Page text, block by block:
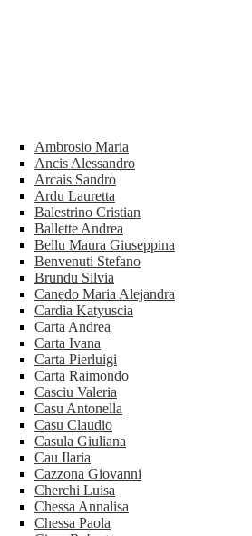
Ambrosio Maria
Ancis Alessandro
Arcais Sandro
Ardu Lauretta
Balestrino Cristian
Ballette Andrea
Bellu Maura Giuseppina
Benvenuti Stefano
Brundu Silvia
Canedo Maria Alejandra
Cardia Katyuscia
Carta Andrea
Carta Ivana
Carta Pierluigi
Carta Raimondo
Casciu Valeria
Casu Antonella
Casu Claudio
Casula Giuliana
Cau Ilaria
Cazzona Giovanni
Cherchi Luisa
Chessa Annalisa
Chessa Paola